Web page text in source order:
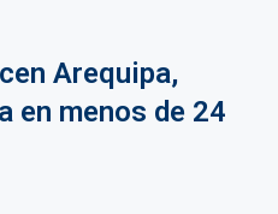
Arequipa,
en menos de 24